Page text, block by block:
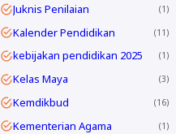
Juknis Penilaian 1
Kalender Pendidikan 11
kebijakan pendidikan 2025 1
Kelas Maya 3
Kemdikbud 16
Kementerian Agama 1